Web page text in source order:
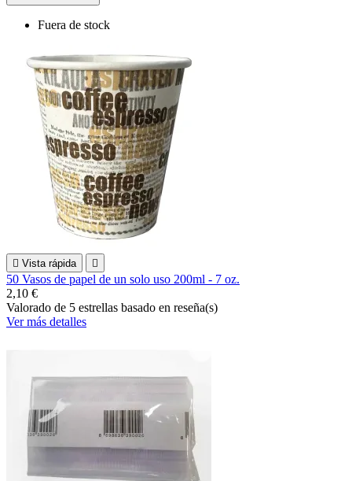
Fuera de stock
 Vista rápida 
50 Vasos de papel de un solo uso 200ml - 7 oz.
2,10 €
Valorado de 5 estrellas basado en reseña(s)
Ver más detalles